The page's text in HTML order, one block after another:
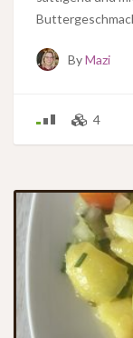
ByMazi
4